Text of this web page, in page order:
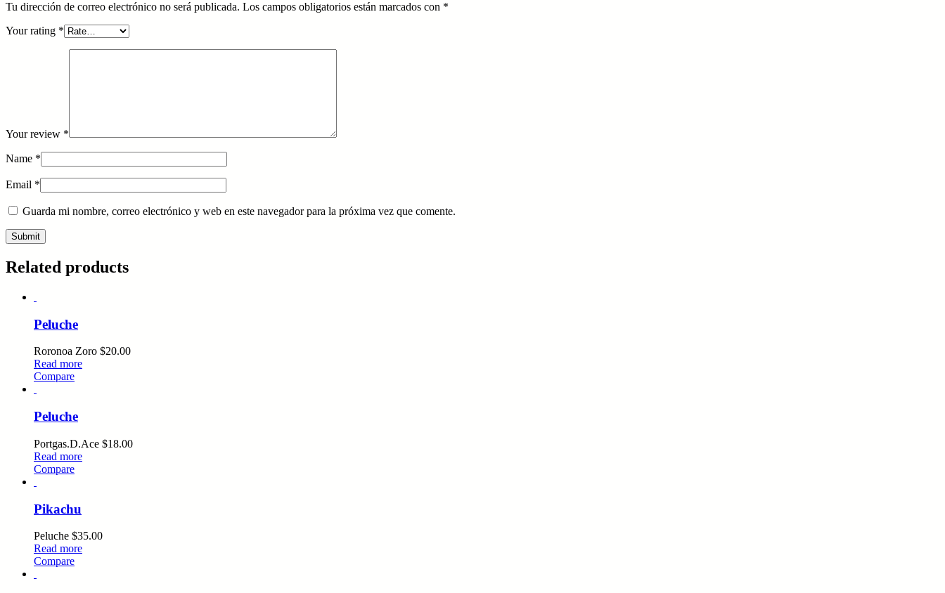
Tu dirección de correo electrónico no será publicada. Los campos obligatorios están marcados con *
Your rating *
Your review *
Name *
Email *
Guarda mi nombre, correo electrónico y web en este navegador para la próxima vez que comente.
Related products
Peluche
Roronoa Zoro $20.00
Read more
Compare
Peluche
Portgas.D.Ace $18.00
Read more
Compare
Pikachu
Peluche $35.00
Read more
Compare